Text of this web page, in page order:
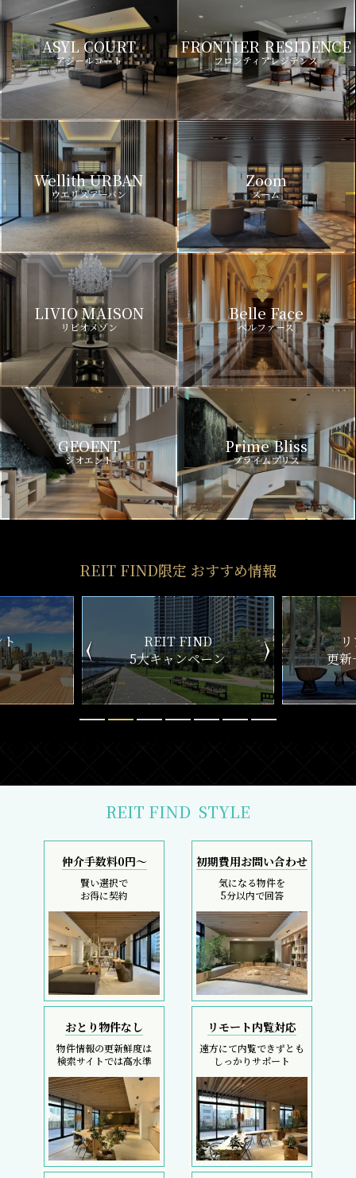
ASYL COURT
アジールコート
FRONTIER RESIDENCE
フロンティアレジデンス
Wellith URBAN
ウエリスアーバン
Zoom
ズーム
LIVIO MAISON
リビオメゾン
Belle Face
ベルファース
GEOENT
ジオエント
Prime Bliss
プライムブリス
REIT FIND限定 おすすめ情報
ン
リアルタイム
更新一覧チェック
新
REIT FIND STYLE
仲介手数料0円～
賢い選択で
お得に契約
初期費用お問い合わせ
気になる物件を
5分以内で回答
おとり物件なし
物件情報の更新鮮度は
検索サイトでは高水準
リモート内覧対応
遠方にて内覧できずとも
しっかりサポート